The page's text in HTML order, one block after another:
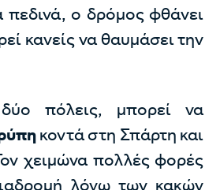
πεδινά, ο δρόμος φθάνει
κανείς να θαυμάσει την
πόλεις, μπορεί να
κοντά στη Σπάρτη και
χειμώνα πολλές φορές
λόγω των κακών